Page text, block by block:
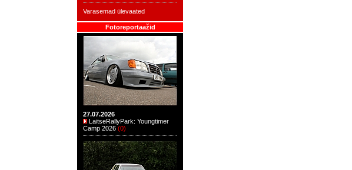
Varasemad ülevaated
Fotoreportaažid
27.07.2026
LaitseRallyPark: Youngtimer
Camp 2026 (0)